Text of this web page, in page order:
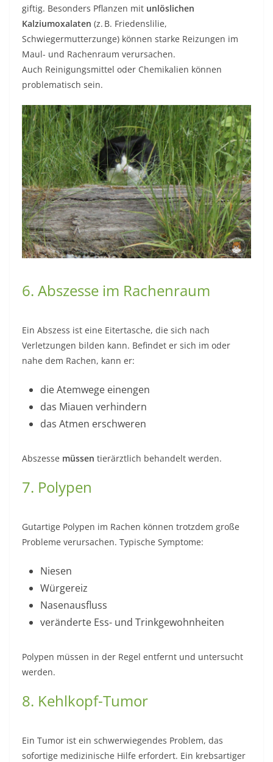
giftig. Besonders Pflanzen mit unlöslichen
Kalziumoxalaten (z. B. Friedenslilie,
Schwiegermutterzunge) können starke Reizungen im
Maul- und Rachenraum verursachen.
Auch Reinigungsmittel oder Chemikalien können
problematisch sein.
6. Abszesse im Rachenraum
Ein Abszess ist eine Eitertasche, die sich nach
Verletzungen bilden kann. Befindet er sich im oder
nahe dem Rachen, kann er:
die Atemwege einengen
das Miauen verhindern
das Atmen erschweren
Abszesse müssen tierärztlich behandelt werden.
7. Polypen
Gutartige Polypen im Rachen können trotzdem große
Probleme verursachen. Typische Symptome:
Niesen
Würgereiz
Nasenausfluss
veränderte Ess- und Trinkgewohnheiten
Polypen müssen in der Regel entfernt und untersucht
werden.
8. Kehlkopf-Tumor
Ein Tumor ist ein schwerwiegendes Problem, das
sofortige medizinische Hilfe erfordert. Ein krebsartiger